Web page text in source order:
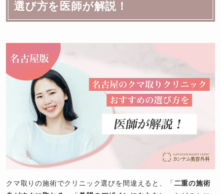
選び方を医師が解説！
クマ取りの施術でクリニック選びを間違えると、「二重の施術